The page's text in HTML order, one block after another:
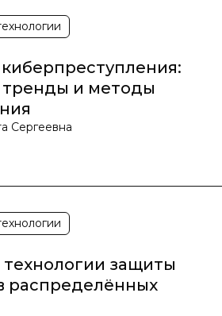
и методы
Сергеевна
защиты
распределённых